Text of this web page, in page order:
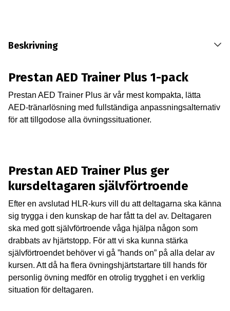
Beskrivning
Prestan AED Trainer Plus 1-pack
Prestan AED Trainer Plus är vår mest kompakta, lätta
AED-tränarlösning med fullständiga anpassningsalternativ
för att tillgodose alla övningssituationer.
Prestan AED Trainer Plus ger
kursdeltagaren självförtroende
Efter en avslutad HLR-kurs vill du att deltagarna ska känna
sig trygga i den kunskap de har fått ta del av. Deltagaren
ska med gott självförtroende våga hjälpa någon som
drabbats av hjärtstopp. För att vi ska kunna stärka
självförtroendet behöver vi gå ”hands on” på alla delar av
kursen. Att då ha flera övningshjärtstartare till hands för
personlig övning medför en otrolig trygghet i en verklig
situation för deltagaren.